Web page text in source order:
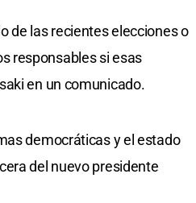
de las recientes elecciones o
responsables si esas
en un comunicado.
democráticas y el estado
del nuevo presidente